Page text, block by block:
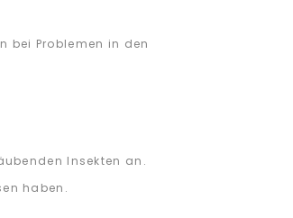
bei Problemen in den
Insekten an.
haben.